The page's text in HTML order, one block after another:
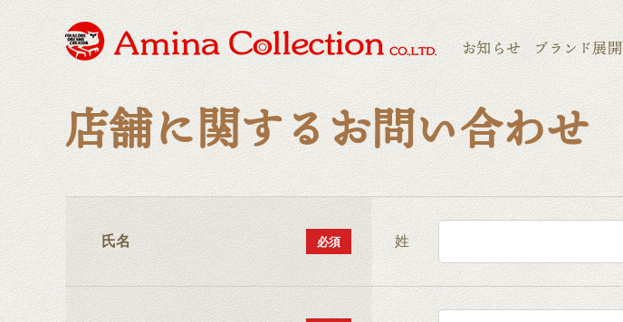
お知らせ ブランド展開
店舗に関するお問い合わせ
氏名 姓